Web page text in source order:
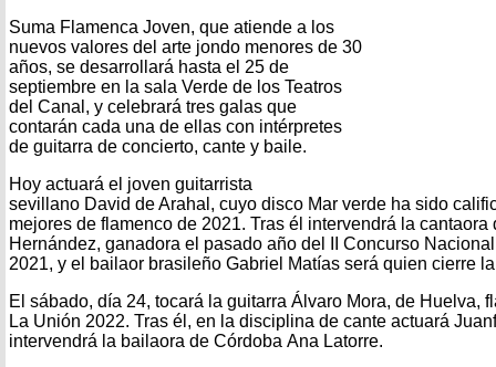
Suma Flamenca Joven, que atiende a los
nuevos valores del arte jondo menores de 30
años, se desarrollará hasta el 25 de
septiembre en la sala Verde de los Teatros
del Canal, y celebrará tres galas que
contarán cada una de ellas con intérpretes
de guitarra de concierto, cante y baile.
Hoy actuará el joven guitarrista
sevillano David de Arahal, cuyo disco Mar verde ha sido
mejores de flamenco de 2021. Tras él intervendrá la cantaora
Hernández, ganadora el pasado año del II Concurso
2021, y el bailaor brasileño Gabriel Matías será quien cierre
El sábado, día 24, tocará la guitarra Álvaro Mora, de Huelva,
La Unión 2022. Tras él, en la disciplina de cante actuará
intervendrá la bailaora de Córdoba Ana Latorre.